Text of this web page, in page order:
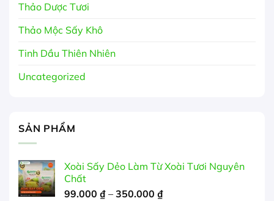
Thảo Dược Tươi
Thảo Mộc Sấy Khô
Tinh Dầu Thiên Nhiên
Uncategorized
SẢN PHẨM
Xoài Sấy Dẻo Làm Từ Xoài Tươi Nguyên
Chất
99.000 ₫ – 350.000 ₫Khoảng